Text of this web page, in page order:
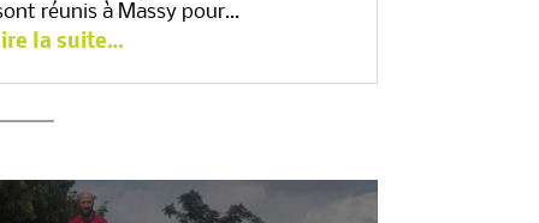
réunis à Massy pour…
la suite…